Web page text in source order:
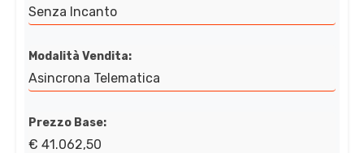
Senza Incanto
Modalità Vendita:
Asincrona Telematica
Prezzo Base:
€ 41.062,50